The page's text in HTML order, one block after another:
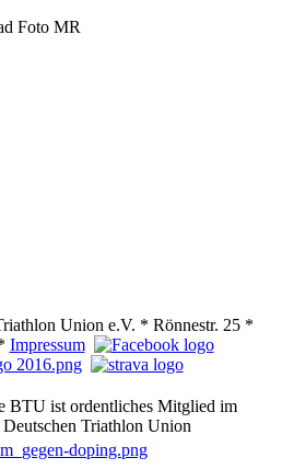
Union e.V. * Rönnestr. 25 *
Impressum
BTU ist ordentliches Mitglied im
Triathlon Union